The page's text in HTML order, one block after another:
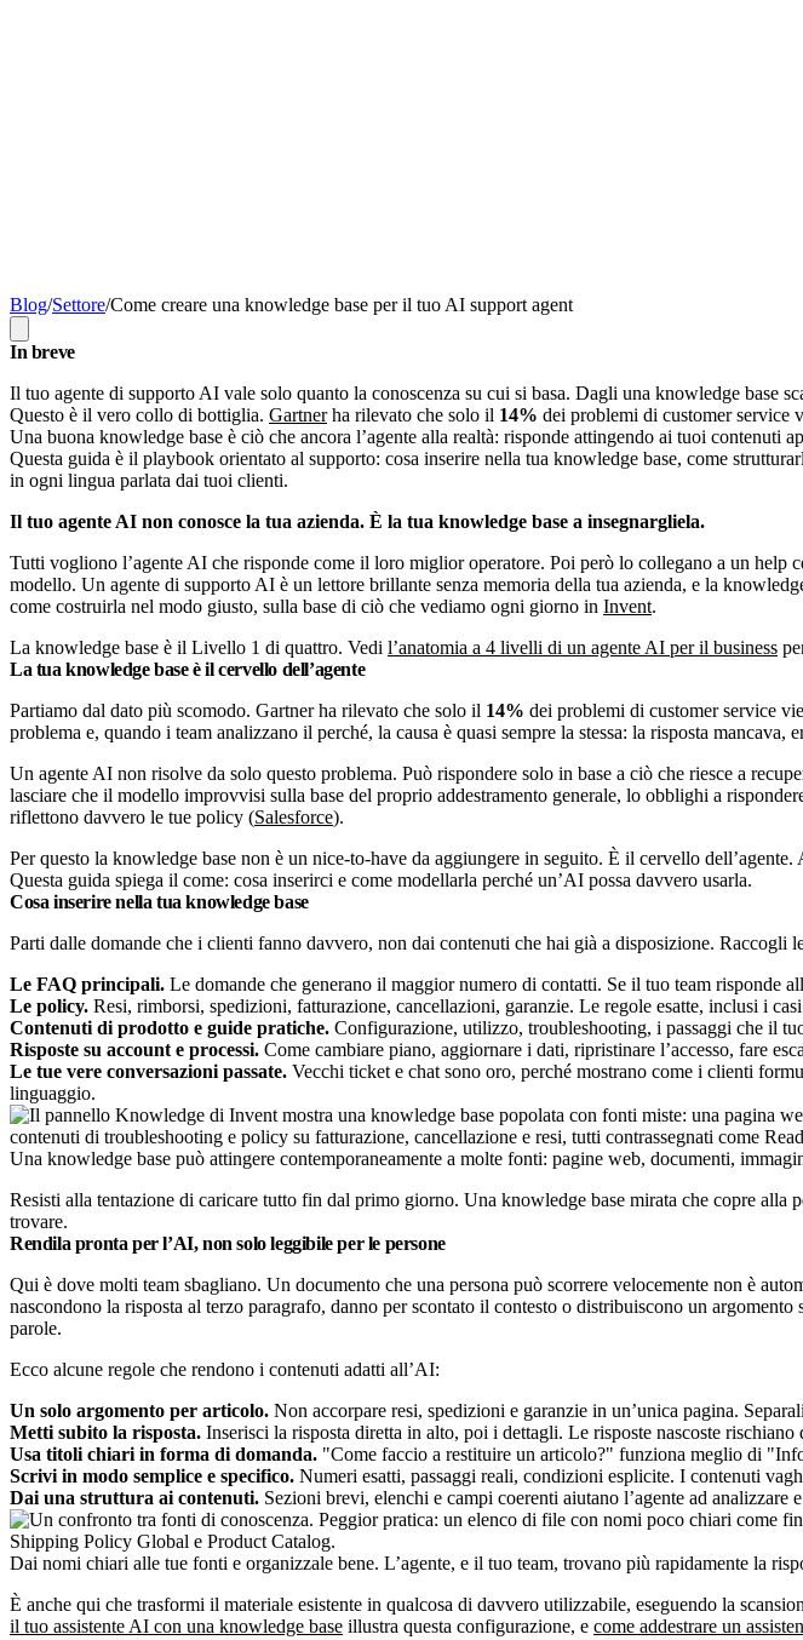
Blog/Settore/Come creare una knowledge base per il tuo AI support agent
In breve
Il tuo agente di supporto AI vale solo quanto la conoscenza su cui si basa. Dagli una knowledge base
Questo è il vero collo di bottiglia. Gartnerha rilevato che solo il 14% dei problemi di customer service
Una buona knowledge base è ciò che ancora l’agente alla realtà: risponde attingendo ai tuoi contenuti
Questa guida è il playbook orientato al supporto: cosa inserire nella tua knowledge base, come
in ogni lingua parlata dai tuoi clienti.
Il tuo agente AI non conosce la tua azienda. È la tua knowledge base a insegnargliela.
Tutti vogliono l’agente AI che risponde come il loro miglior operatore. Poi però lo collegano a un help
modello. Un agente di supporto AI è un lettore brillante senza memoria della tua azienda, e la
come costruirla nel modo giusto, sulla base di ciò che vediamo ogni giorno in Invent.
La knowledge base è il Livello 1 di quattro. Vedi l’anatomia a 4 livelli di un agente AI per il business
La tua knowledge base è il cervello dell’agente
Partiamo dal dato più scomodo. Gartner ha rilevato che solo il 14% dei problemi di customer service
problema e, quando i team analizzano il perché, la causa è quasi sempre la stessa: la risposta
Un agente AI non risolve da solo questo problema. Può rispondere solo in base a ciò che riesce a
lasciare che il modello improvvisi sulla base del proprio addestramento generale, lo obblighi a
riflettono davvero le tue policy (Salesforce).
Per questo la knowledge base non è un nice-to-have da aggiungere in seguito. È il cervello
Questa guida spiega il come: cosa inserirci e come modellarla perché un’AI possa davvero usarla.
Cosa inserire nella tua knowledge base
Parti dalle domande che i clienti fanno davvero, non dai contenuti che hai già a disposizione.
Le FAQ principali. Le domande che generano il maggior numero di contatti. Se il tuo team risponde
Le policy. Resi, rimborsi, spedizioni, fatturazione, cancellazioni, garanzie. Le regole esatte, inclusi i
Contenuti di prodotto e guide pratiche. Configurazione, utilizzo, troubleshooting, i passaggi che il
Risposte su account e processi. Come cambiare piano, aggiornare i dati, ripristinare l’accesso, fare
Le tue vere conversazioni passate. Vecchi ticket e chat sono oro, perché mostrano come i clienti
linguaggio.
Una knowledge base può attingere contemporaneamente a molte fonti: pagine web, documenti,
Resisti alla tentazione di caricare tutto fin dal primo giorno. Una knowledge base mirata che copre
trovare.
Rendila pronta per l’AI, non solo leggibile per le persone
Qui è dove molti team sbagliano. Un documento che una persona può scorrere velocemente non è
nascondono la risposta al terzo paragrafo, danno per scontato il contesto o distribuiscono un
parole.
Ecco alcune regole che rendono i contenuti adatti all’AI:
Un solo argomento per articolo. Non accorpare resi, spedizioni e garanzie in un’unica pagina.
Metti subito la risposta. Inserisci la risposta diretta in alto, poi i dettagli. Le risposte nascoste rischiano
Usa titoli chiari in forma di domanda. "Come faccio a restituire un articolo?" funziona meglio di
Scrivi in modo semplice e specifico. Numeri esatti, passaggi reali, condizioni esplicite. I contenuti
Dai una struttura ai contenuti. Sezioni brevi, elenchi e campi coerenti aiutano l’agente ad
Dai nomi chiari alle tue fonti e organizzale bene. L’agente, e il tuo team, trovano più rapidamente la
È anche qui che trasformi il materiale esistente in qualcosa di davvero utilizzabile, eseguendo la
il tuo assistente AI con una knowledge base illustra questa configurazione, e come addestrare un